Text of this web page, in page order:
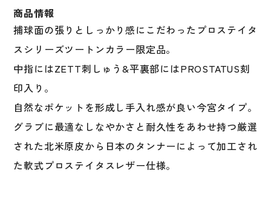
遊
撃
手
用
サ
イ
ズ
4
内
野
手
用
商品情報
捕球面の張りとしっかり感にこだわったプロステイタ
スシリーズツートンカラー限定品。
中指にはZETT刺しゅう&平裏部にはPROSTATUS刻
印入り。
自然なポケットを形成し手入れ感が良い今宮タイプ。
グラブに最適なしなやかさと耐久性をあわせ持つ厳選
された北米原皮から日本のタンナーによって加工され
た軟式プロステイタスレザー仕様。